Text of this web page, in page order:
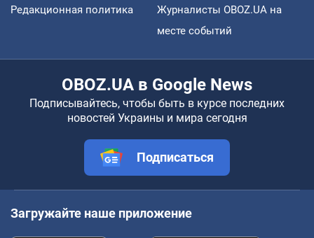
Редакционная политика
Журналисты OBOZ.UA на
месте событий
OBOZ.UA в Google News
Подписывайтесь, чтобы быть в курсе последних
новостей Украины и мира сегодня
Подписаться
Загружайте наше приложение